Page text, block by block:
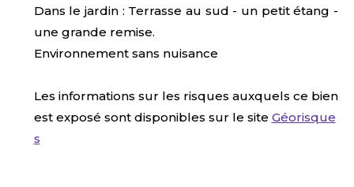
Dans le jardin : Terrasse au sud - un petit étang -
une grande remise.
Environnement sans nuisance
Les informations sur les risques auxquels ce bien
est exposé sont disponibles sur le site Géorisque
s